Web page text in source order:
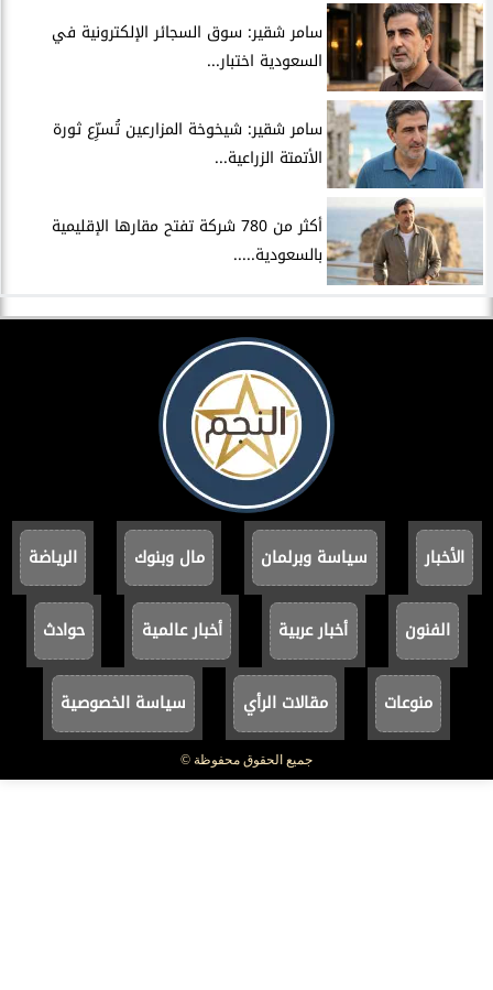
سامر شقير: سوق السجائر الإلكترونية في
السعودية اختبار...
سامر شقير: شيخوخة المزارعين تُسرِّع ثورة
الأتمتة الزراعية...
أكثر من 780 شركة تفتح مقارها الإقليمية
بالسعودية.....
الأخبار سياسة وبرلمان مال وبنوك الرياضة
الفنون أخبار عربية أخبار عالمية حوادث
منوعات مقالات الرأي سياسة الخصوصية
جميع الحقوق محفوظة ©